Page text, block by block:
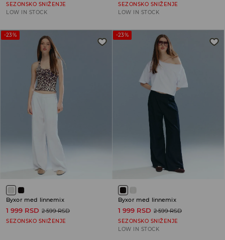
SEZONSKO SNIŽENJE
LOW IN STOCK
SEZONSKO SNIŽENJE
LOW IN STOCK
-23%
Byxor med linnemix
1 999 RSD 2 599 RSD
SEZONSKO SNIŽENJE
-23%
Byxor med linnemix
1 999 RSD 2 599 RSD
SEZONSKO SNIŽENJE
LOW IN STOCK